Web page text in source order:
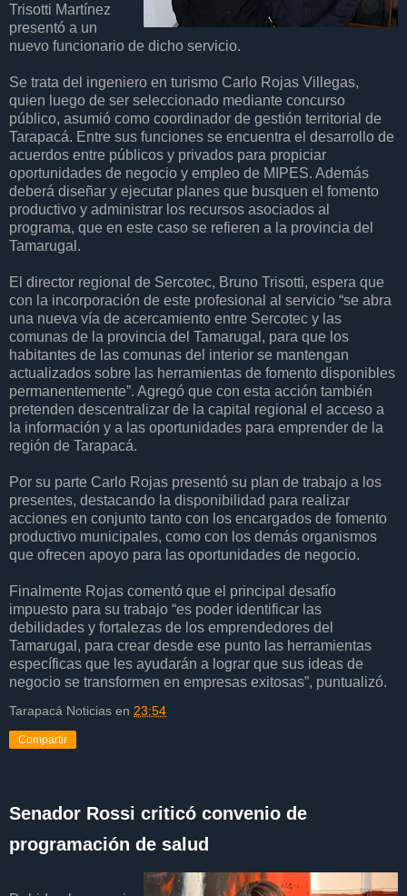
Trisotti Martínez
presentó a un
nuevo funcionario de dicho servicio.
Se trata del ingeniero en turismo Carlo Rojas Villegas,
quien luego de ser seleccionado mediante concurso
público, asumió como coordinador de gestión territorial de
Tarapacá. Entre sus funciones se encuentra el desarrollo de
acuerdos entre públicos y privados para propiciar
oportunidades de negocio y empleo de MIPES. Además
deberá diseñar y ejecutar planes que busquen el fomento
productivo y administrar los recursos asociados al
programa, que en este caso se refieren a la provincia del
Tamarugal.
El director regional de Sercotec, Bruno Trisotti, espera que
con la incorporación de este profesional al servicio “se abra
una nueva vía de acercamiento entre Sercotec y las
comunas de la provincia del Tamarugal, para que los
habitantes de las comunas del interior se mantengan
actualizados sobre las herramientas de fomento disponibles
permanentemente”. Agregó que con esta acción también
pretenden descentralizar de la capital regional el acceso a
la información y a las oportunidades para emprender de la
región de Tarapacá.
Por su parte Carlo Rojas presentó su plan de trabajo a los
presentes, destacando la disponibilidad para realizar
acciones en conjunto tanto con los encargados de fomento
productivo municipales, como con los demás organismos
que ofrecen apoyo para las oportunidades de negocio.
Finalmente Rojas comentó que el principal desafío
impuesto para su trabajo “es poder identificar las
debilidades y fortalezas de los emprendedores del
Tamarugal, para crear desde ese punto las herramientas
específicas que les ayudarán a lograr que sus ideas de
negocio se transformen en empresas exitosas”, puntualizó.
Tarapacá Noticias en 23:54
Compartir
Senador Rossi criticó convenio de
programación de salud